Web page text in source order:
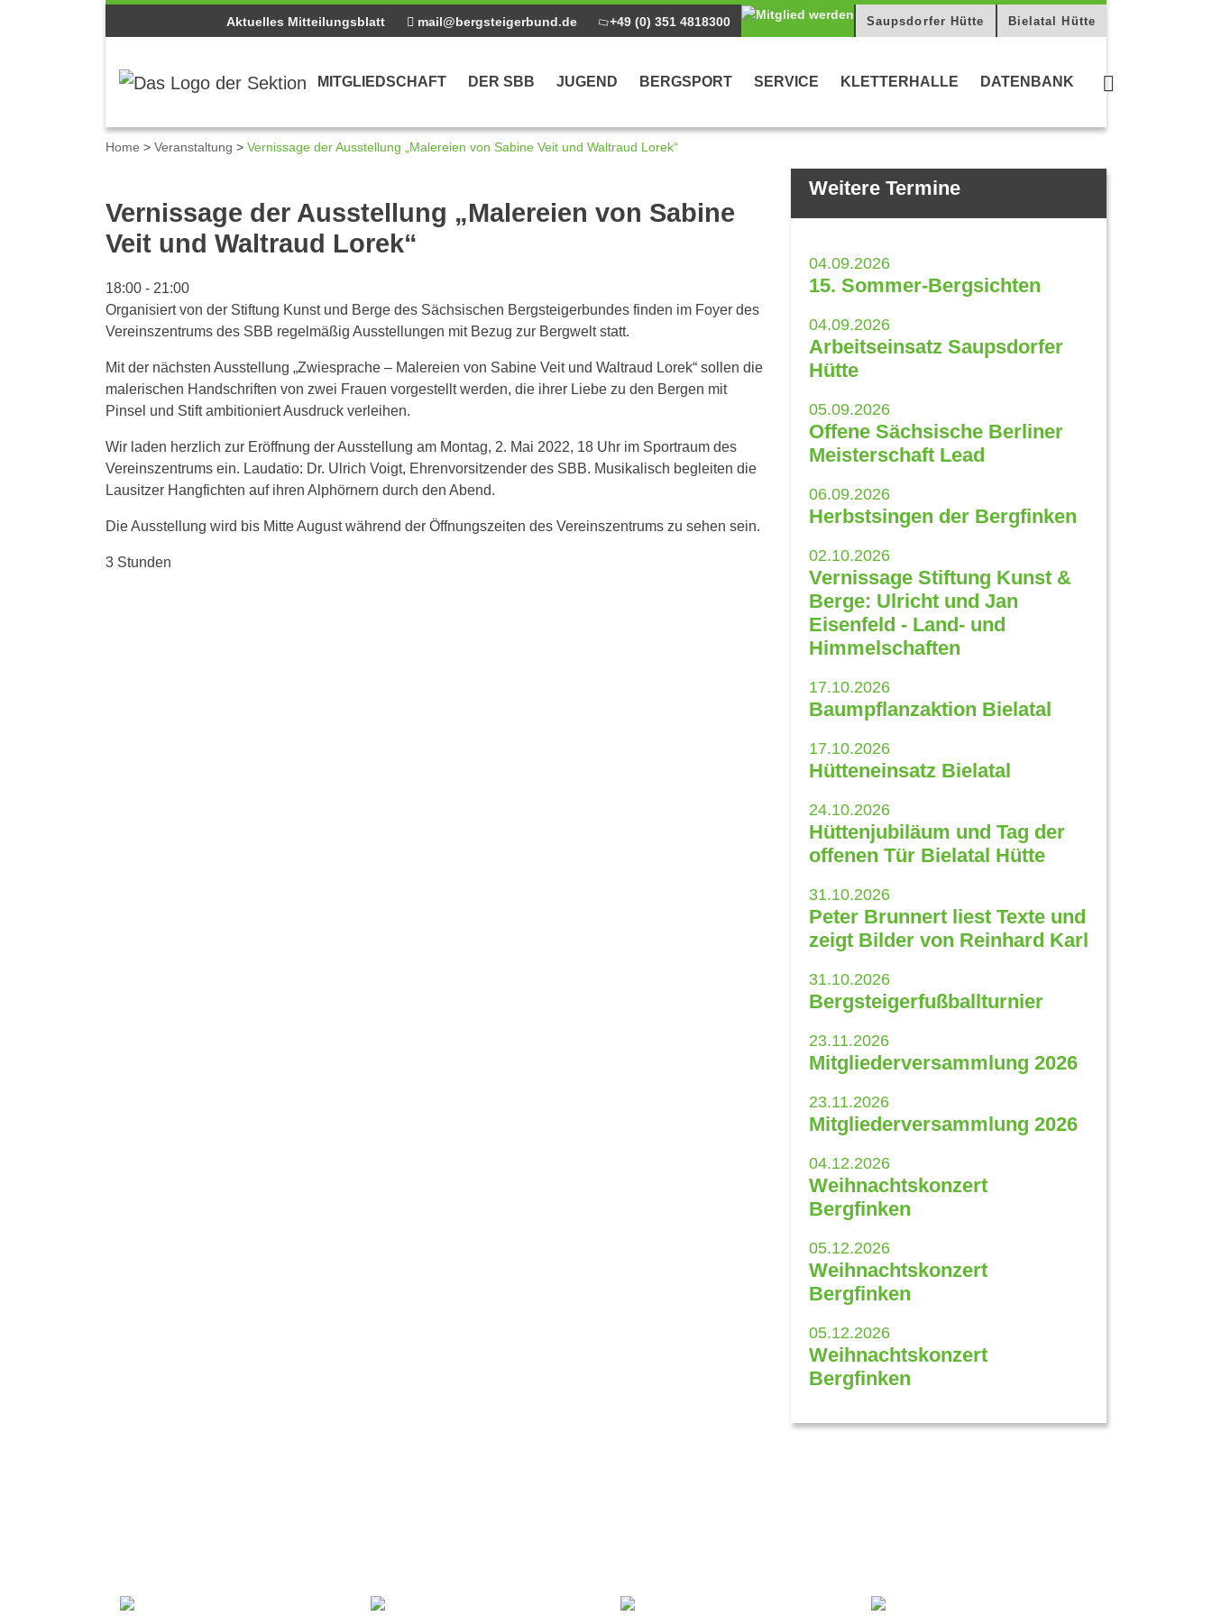
Aktuelles Mitteilungsblatt mail@bergsteigerbund.de +49 (0) 351 4818300 Saupsdorfer Hütte Bielatal Hütte
MITGLIEDSCHAFT DER SBB JUGEND BERGSPORT SERVICE KLETTERHALLE DATENBANK
Home > Veranstaltung > Vernissage der Ausstellung „Malereien von Sabine Veit und Waltraud Lorek“
Vernissage der Ausstellung „Malereien von Sabine
Veit und Waltraud Lorek“
18:00 - 21:00
Organisiert von der Stiftung Kunst und Berge des Sächsischen Bergsteigerbundes finden im Foyer des
Vereinszentrums des SBB regelmäßig Ausstellungen mit Bezug zur Bergwelt statt.
Mit der nächsten Ausstellung „Zwiesprache – Malereien von Sabine Veit und Waltraud Lorek“ sollen die
malerischen Handschriften von zwei Frauen vorgestellt werden, die ihrer Liebe zu den Bergen mit
Pinsel und Stift ambitioniert Ausdruck verleihen.
Wir laden herzlich zur Eröffnung der Ausstellung am Montag, 2. Mai 2022, 18 Uhr im Sportraum des
Vereinszentrums ein. Laudatio: Dr. Ulrich Voigt, Ehrenvorsitzender des SBB. Musikalisch begleiten die
Lausitzer Hangfichten auf ihren Alphörnern durch den Abend.
Die Ausstellung wird bis Mitte August während der Öffnungszeiten des Vereinszentrums zu sehen sein.
3 Stunden
Weitere Termine
04.09.2026
15. Sommer-Bergsichten
04.09.2026
Arbeitseinsatz Saupsdorfer
Hütte
05.09.2026
Offene Sächsische Berliner
Meisterschaft Lead
06.09.2026
Herbstsingen der Bergfinken
02.10.2026
Vernissage Stiftung Kunst &
Berge: Ulricht und Jan
Eisenfeld - Land- und
Himmelschaften
17.10.2026
Baumpflanzaktion Bielatal
17.10.2026
Hütteneinsatz Bielatal
24.10.2026
Hüttenjubiläum und Tag der
offenen Tür Bielatal Hütte
31.10.2026
Peter Brunnert liest Texte und
zeigt Bilder von Reinhard Karl
31.10.2026
Bergsteigerfußballturnier
23.11.2026
Mitgliederversammlung 2026
23.11.2026
Mitgliederversammlung 2026
04.12.2026
Weihnachtskonzert
Bergfinken
05.12.2026
Weihnachtskonzert
Bergfinken
05.12.2026
Weihnachtskonzert
Bergfinken